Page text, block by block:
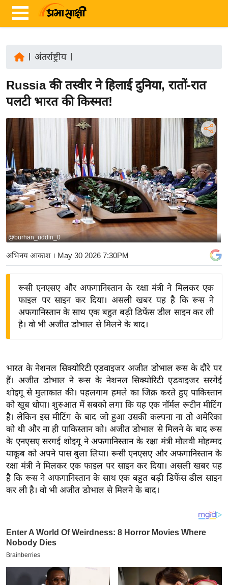
ज़ा
ख
र
रा
ष्ट्री
य
अं
त
र्रा
य
बि
ज़
द्यो
ग
त
वि
शे
ष
ज्ञ
रा
य
ब
ज
ल
क्रि
के
अंतर्राष्ट्रीय|
Russia की तस्वीर ने हिलाई दुनिया, रातों-रात
पलटी भारत की किस्मत!
@burhan_uddin_0
अभिनय आकाश। May 30 2026 7:30PM
रूसी एनएसए और अफगानिस्तान के रक्षा मंत्री ने मिलकर एक
फाइल पर साइन कर दिया। असली खबर यह है कि रूस ने
अफगानिस्तान के साथ एक बहुत बड़ी डिफेंस डील साइन कर ली
है। वो भी अजीत डोभाल से मिलने के बाद।
भारत के नेशनल सिक्योरिटी एडवाइजर अजीत डोभाल रूस के दौरे पर
हैं। अजीत डोभाल ने रूस के नेशनल सिक्योरिटी एडवाइजर सरगेई
शोइगू से मुलाकात की। पहलगाम हमले का जिक्र करते हुए पाकिस्तान
को खूब धोया। शुरुआत में सबको लगा कि यह एक नॉर्मल रूटीन मीटिंग
है। लेकिन इस मीटिंग के बाद जो हुआ उसकी कल्पना ना तो अमेरिका
को थी और ना ही पाकिस्तान को। अजीत डोभाल से मिलने के बाद रूस
के एनएसए सरगई शोइगू ने अफगानिस्तान के रक्षा मंत्री मौलवी मोहम्मद
याकूब को अपने पास बुला लिया। रूसी एनएसए और अफगानिस्तान के
रक्षा मंत्री ने मिलकर एक फाइल पर साइन कर दिया। असली खबर यह
है कि रूस ने अफगानिस्तान के साथ एक बहुत बड़ी डिफेंस डील साइन
कर ली है। वो भी अजीत डोभाल से मिलने के बाद।